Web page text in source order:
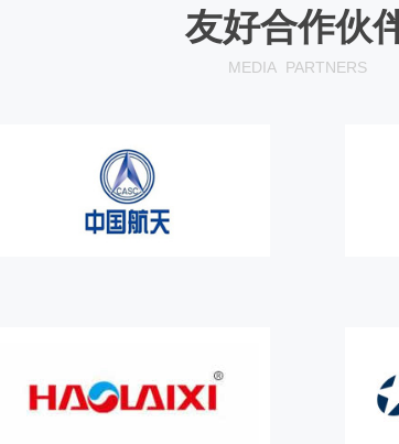
友好合作伙
MEDIA PARTNERS